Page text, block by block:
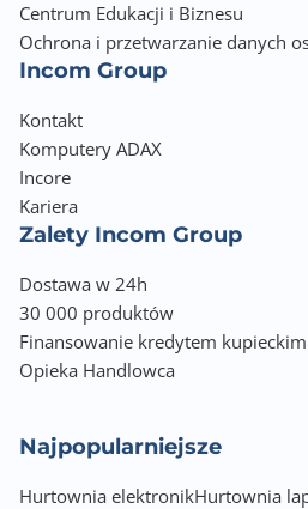
Centrum Edukacji i Biznesu
Ochrona i przetwarzanie danych
Incom Group
Kontakt
Komputery ADAX
Incore
Kariera
Zalety Incom Group
Dostawa w 24h
30 000 produktów
Finansowanie kredytem kupieckim
Opieka Handlowca
Najpopularniejsze
Hurtownia elektronikHurtownia